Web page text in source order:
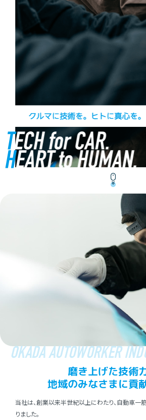
OKADA AUTOWORKER
磨き上げた技術
地域のみなさまに貢
当社は、創業以来半世紀以上にわたり、⾃動⾞⼀
りました。